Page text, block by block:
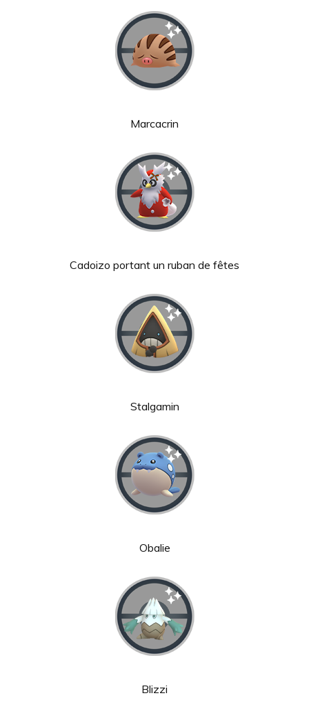
Marcacrin
Cadoizo portant un ruban de fêtes
Stalgamin
Obalie
Blizzi